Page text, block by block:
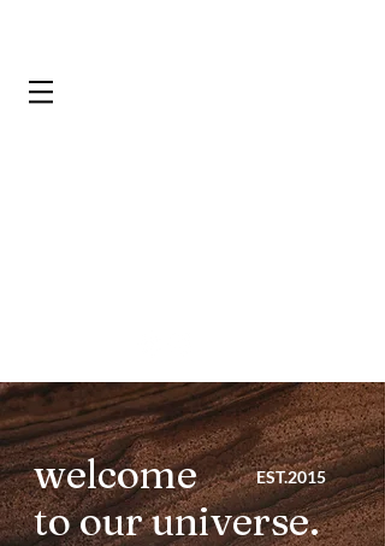
welcome
to our universe.
EST.2015